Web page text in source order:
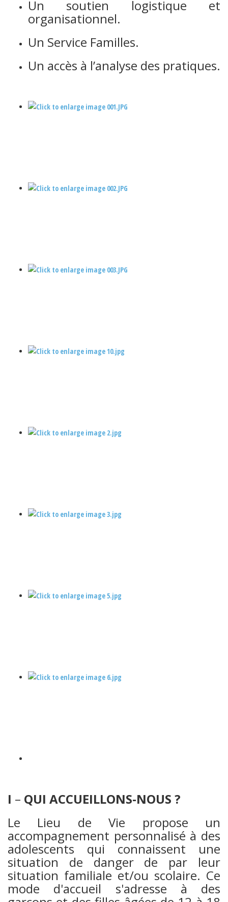
Un soutien logistique et
organisationnel.
Un Service Familles.
Un accès à l’analyse des pratiques.
I – QUI ACCUEILLONS-NOUS ?
Le Lieu de Vie propose un
accompagnement personnalisé à des
adolescents qui connaissent une
situation de danger de par leur
situation familiale et/ou scolaire. Ce
mode d'accueil s'adresse à des